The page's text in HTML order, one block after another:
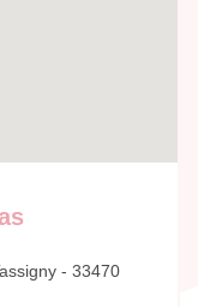
- 33470